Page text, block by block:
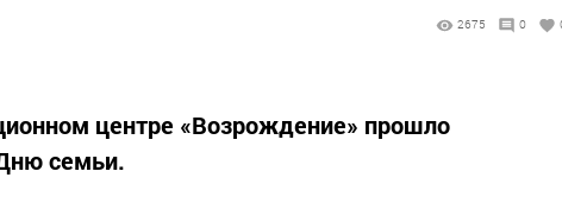
2675 0
центре «Возрождение» прошло
семьи.